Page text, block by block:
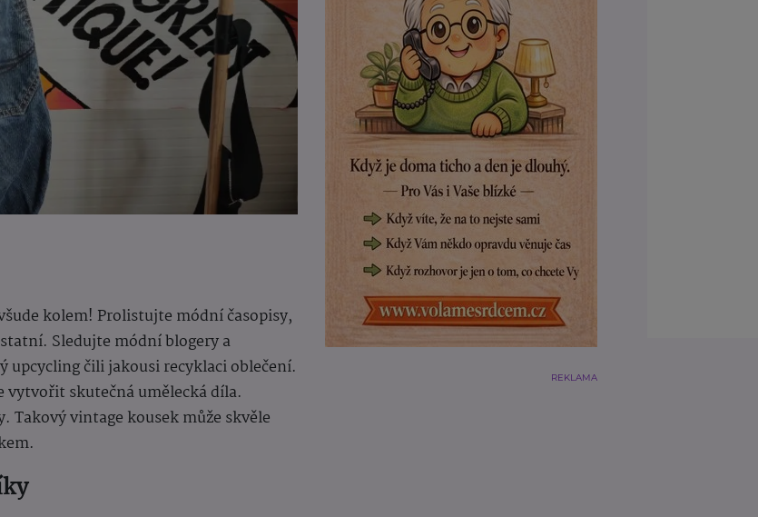
kolem! Prolistujte módní časopisy,
Sledujte módní blogery a
upcycling čili jakousi recyklaci oblečení.
vytvořit skutečná umělecká díla.
Takový vintage kousek může skvěle
REKLAMA